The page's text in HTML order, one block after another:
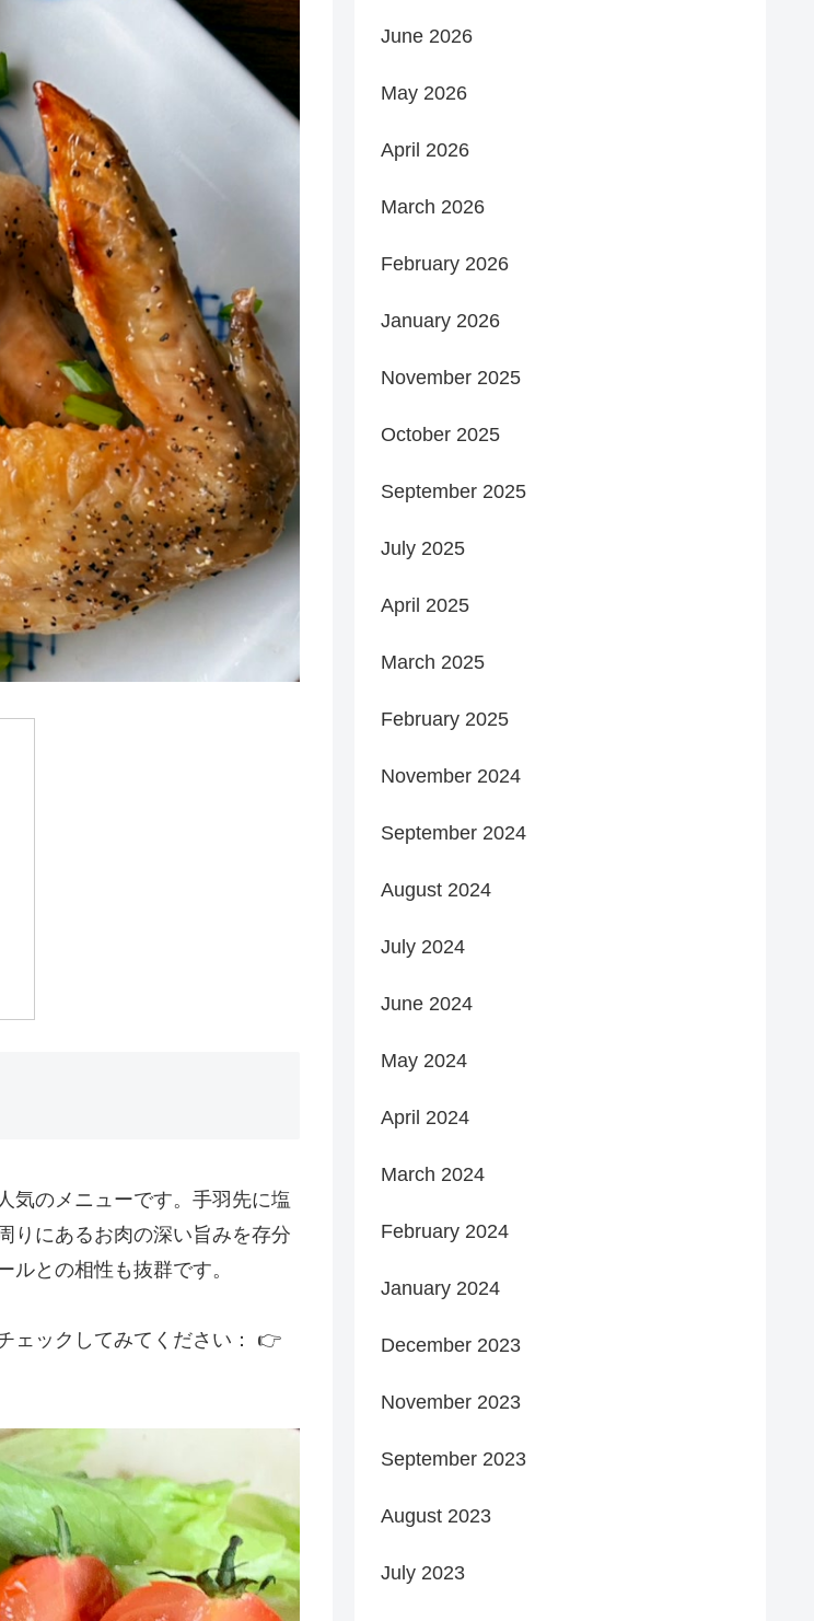
気のメニューです。手羽先に塩
りにあるお肉の深い旨みを存分
との相性も抜群です。
ェックしてみてください： 👉
June 2026
May 2026
April 2026
March 2026
February 2026
January 2026
November 2025
October 2025
September 2025
July 2025
April 2025
March 2025
February 2025
November 2024
September 2024
August 2024
July 2024
June 2024
May 2024
April 2024
March 2024
February 2024
January 2024
December 2023
November 2023
September 2023
August 2023
July 2023